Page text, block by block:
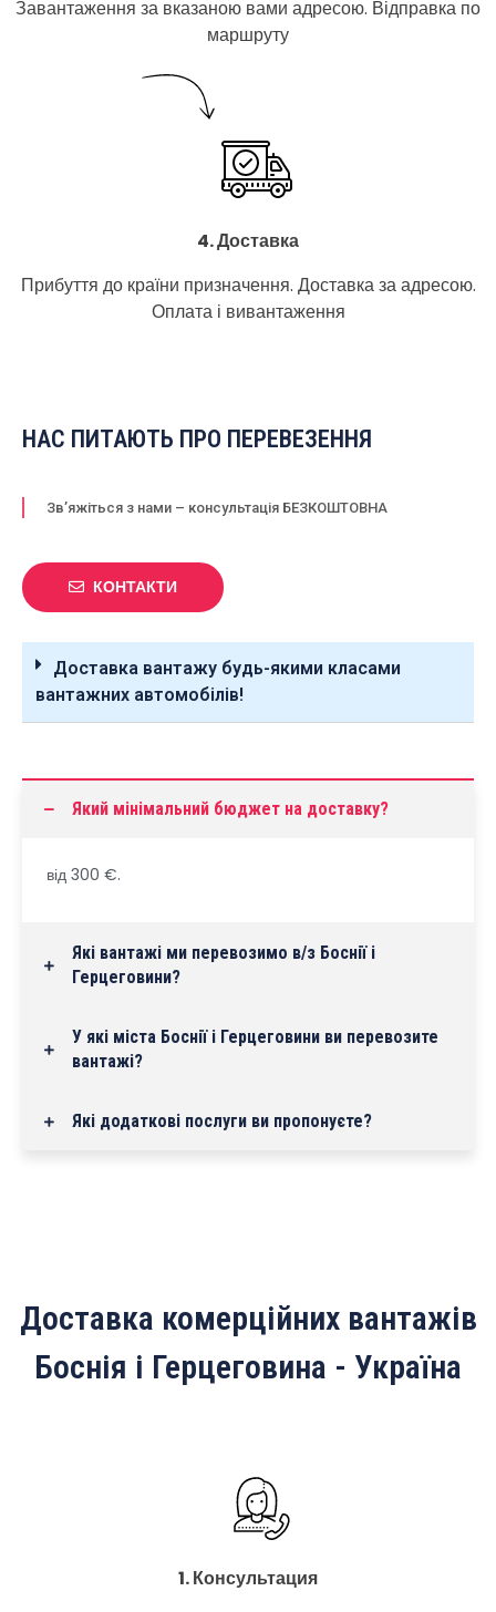
Завантаження за вказаною вами адресою. Відправка по
маршруту
4. Доставка
Прибуття до країни призначення. Доставка за адресою.
Оплата і вивантаження
НАС ПИТАЮТЬ ПРО ПЕРЕВЕЗЕННЯ
Зв’яжіться з нами – консультація БЕЗКОШТОВНА
КОНТАКТИ
Доставка вантажу будь-якими класами
вантажних автомобілів!
Який мінімальний бюджет на доставку?
від 300 €.
Які вантажі ми перевозимо в/з Боснії і
Герцеговини?
У які міста Боснії і Герцеговини ви перевозите
вантажі?
Які додаткові послуги ви пропонуєте?
Доставка комерційних вантажів
Боснія і Герцеговина - Україна
1. Консультация